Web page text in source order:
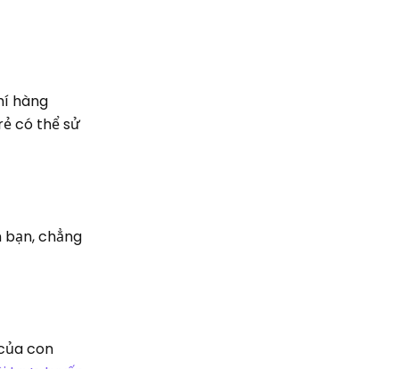
hàng
có thể sử
chẳng
con